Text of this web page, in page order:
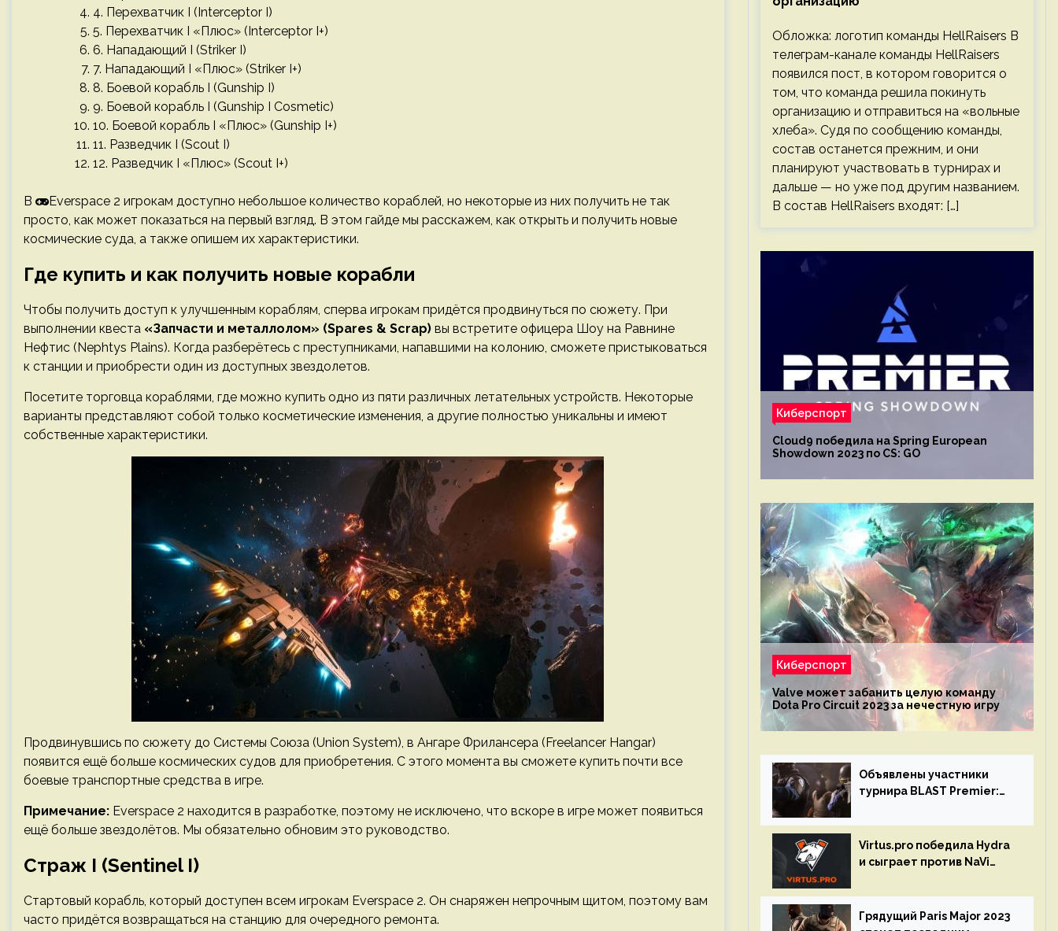
4. Перехватчик I (Interceptor I)
5. Перехватчик I «Плюс» (Interceptor I+)
6. Нападающий I (Striker I)
7. Нападающий I «Плюс» (Striker I+)
8. Боевой корабль I (Gunship I)
9. Боевой корабль I (Gunship I Cosmetic)
10. Боевой корабль I «Плюс» (Gunship I+)
11. Разведчик I (Scout I)
12. Разведчик I «Плюс» (Scout I+)
В
Everspace 2 игрокам доступно небольшое количество кораблей, но некоторые из них получить не так
просто, как может показаться на первый взгляд. В этом гайде мы расскажем, как открыть и получить новые
космические суда, а также опишем их характеристики.
Где купить и как получить новые корабли
Чтобы получить доступ к улучшенным кораблям, сперва игрокам придётся продвинуться по сюжету. При
выполнении квеста «Запчасти и металлолом» (Spares & Scrap) вы встретите офицера Шоу на Равнине
Нефтис (Nephtys Plains). Когда разберётесь с преступниками, напавшими на колонию, сможете пристыковаться
к станции и приобрести один из доступных звездолетов.
Посетите торговца кораблями, где можно купить одно из пяти различных летательных устройств. Некоторые
варианты представляют собой только косметические изменения, а другие полностью уникальны и имеют
собственные характеристики.
Продвинувшись по сюжету до Системы Союза (Union System), в Ангаре Фрилансера (Freelancer Hangar)
появится ещё больше космических судов для приобретения. С этого момента вы сможете купить почти все
боевые транспортные средства в игре.
Примечание: Everspace 2 находится в разработке, поэтому не исключено, что вскоре в игре может появиться
ещё больше звездолётов. Мы обязательно обновим это руководство.
Страж I (Sentinel I)
Стартовый корабль, который доступен всем игрокам Everspace 2. Он снаряжен непрочным щитом, поэтому вам
часто придётся возвращаться на станцию для очередного ремонта.
Обложка: логотип команды HellRaisers В
телеграм-канале команды HellRaisers
появился пост, в котором говорится о
том, что команда решила покинуть
организацию и отправиться на «вольные
хлеба». Судя по сообщению команды,
состав останется прежним, и они
планируют участвовать в турнирах и
дальше — но уже под другим названием.
В состав HellRaisers входят: […]
Киберспорт
Cloud9 победила на Spring European
Showdown 2023 по CS: GO
Киберспорт
Valve может забанить целую команду
Dota Pro Circuit 2023 за нечестную игру
Объявлены участники
турнира BLAST Premier:
Virtus.pro победила Hydra
и сыграет против NaVi
Circuit
Грядущий Paris Major 2023